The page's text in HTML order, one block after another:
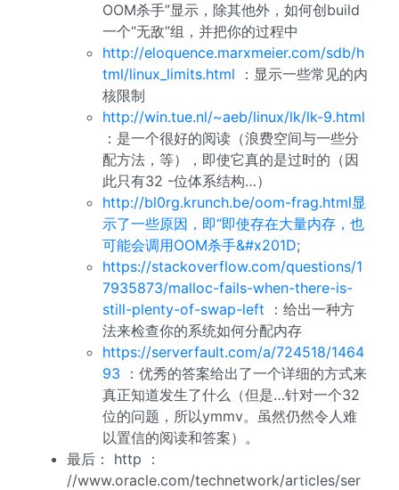
OOM杀手”显示，除其他外，如何创build
一个“无敌”组，并把你的过程中
http://eloquence.marxmeier.com/sdb/h
tml/linux_limits.html ：显示一些常见的内
核限制
http://win.tue.nl/~aeb/linux/lk/lk-9.html
：是一个很好的阅读（浪费空间与一些分
配方法，等），即使它真的是过时的（因
此只有32 -位体系结构…）
http://bl0rg.krunch.be/oom-frag.html显
示了一些原因，即“即使存在大量内存，也
可能会调用OOM杀手&#x201D;
https://stackoverflow.com/questions/1
7935873/malloc-fails-when-there-is-
still-plenty-of-swap-left ：给出一种方
法来检查你的系统如何分配内存
https://serverfault.com/a/724518/1464
93 ：优秀的答案给出了一个详细的方式来
真正知道发生了什么（但是…针对一个32
位的问题，所以ymmv。虽然仍然令人难
以置信的阅读和答案）。
最后： http ：
//www.oracle.com/technetwork/articles/ser